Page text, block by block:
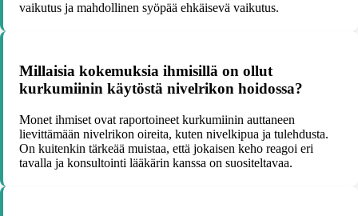
vaikutus ja mahdollinen syöpää ehkäisevä vaikutus.
Millaisia kokemuksia ihmisillä on ollut
kurkumiinin käytöstä nivelrikon hoidossa?
Monet ihmiset ovat raportoineet kurkumiinin auttaneen
lievittämään nivelrikon oireita, kuten nivelkipua ja tulehdusta.
On kuitenkin tärkeää muistaa, että jokaisen keho reagoi eri
tavalla ja konsultointi lääkärin kanssa on suositeltavaa.